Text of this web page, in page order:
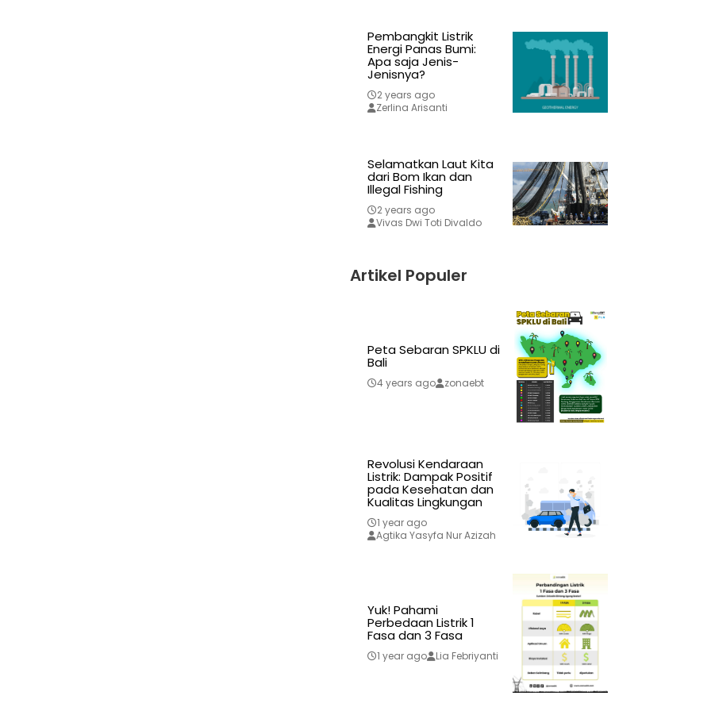
Pembangkit Listrik
Energi Panas Bumi:
Apa saja Jenis-
Jenisnya?
2 years ago
Zerlina Arisanti
Selamatkan Laut Kita
dari Bom Ikan dan
Illegal Fishing
2 years ago
Vivas Dwi Toti Divaldo
Artikel Populer
Peta Sebaran SPKLU di
Bali
4 years ago zonaebt
Revolusi Kendaraan
Listrik: Dampak Positif
pada Kesehatan dan
Kualitas Lingkungan
1 year ago
Agtika Yasyfa Nur Azizah
Yuk! Pahami
Perbedaan Listrik 1
Fasa dan 3 Fasa
1 year ago Lia Febriyanti